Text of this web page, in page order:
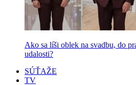
Ako sa líši oblek na svadbu, do
udalosti?
SÚŤAŽE
TV